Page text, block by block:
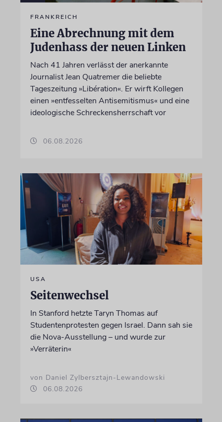
FRANKREICH
Eine Abrechnung mit dem
Judenhass der neuen Linken
Nach 41 Jahren verlässt der anerkannte
Journalist Jean Quatremer die beliebte
Tageszeitung »Libération«. Er wirft Kollegen
einen »entfesselten Antisemitismus« und eine
ideologische Schreckensherrschaft vor
06.08.2026
USA
Seitenwechsel
In Stanford hetzte Taryn Thomas auf
Studentenprotesten gegen Israel. Dann sah sie
die Nova-Ausstellung – und wurde zur
»Verräterin«
von Daniel Zylbersztajn-Lewandowski
06.08.2026